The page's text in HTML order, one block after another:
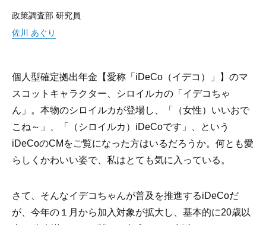
政策調査部 研究員
佐川 あぐり
個人型確定拠出年金【愛称「iDeCo（イデコ）」】のマ
スコットキャラクター、シロイルカの「イデコちゃ
ん」。本物のシロイルカが登場し、「（女性）いいおで
こね～」、「（シロイルカ）iDeCoです」、という
iDeCoのCMをご覧になった方はいるだろうか。何とも愛
らしくかわいい姿で、私はとても気に入っている。
さて、そんなイデコちゃんが普及を推進するiDeCoだ
が、今年の１月から加入対象が拡大し、基本的に20歳以